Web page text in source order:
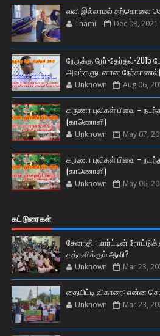
வலி இல்லாமல் தற்கொலை
Thamil Dec 08, 2021
நேருக்கு நேர்-தேர்தல்-
அவர்களுடனான
Unknown Aug 06,
கருணா புலிகள் பிளவு –
(காணொளி)
Unknown May 07,
கருணா புலிகள் பிளவு –
(காணொளி)
Unknown May 06,
கட்டுரைகள்
சேனாதி : மார்ட்டின்
தத்தளிக்கும் ஆவி?
Unknown Mar 23,
தையிட்டி விகாரை: என்ன
Unknown Mar 23,